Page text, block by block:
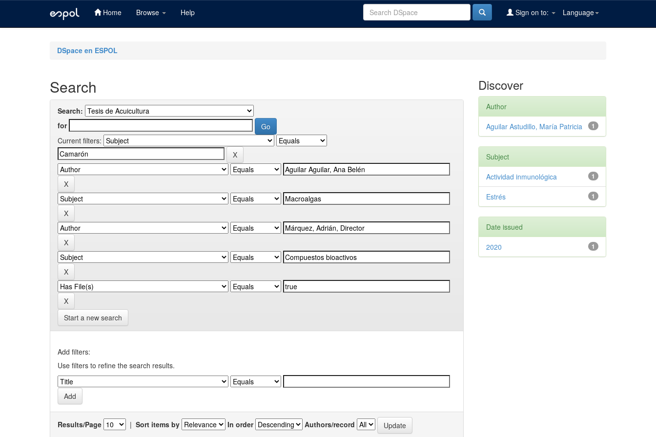
Home Browse Help Language
Sign on to:
DSpace en ESPOL
Search
Search:
for
Current filters:
Start a new search
Add filters:
Use filters to refine the search results.
Results/Page | Sort items by In order Authors/record
Discover
Author
1
Aguilar Astudillo, María Patricia
Subject
1
Actividad inmunológica
1
Estrés
Date issued
1
2020